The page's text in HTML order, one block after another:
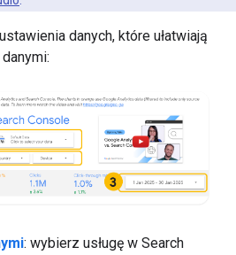
danych, które ułatwiają
: wybierz usługę w Search